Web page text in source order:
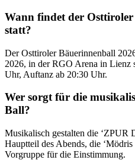
Wann findet der
statt?
Der Osttiroler Bäuerinnenball
2026, in der RGO Arena in Lienz
Uhr, Auftanz ab 20:30 Uhr.
Wer sorgt für die
Ball?
Musikalisch gestalten die ‘ZPUR
Hauptteil des Abends, die ‘Mödris
Vorgruppe für die Einstimmung.